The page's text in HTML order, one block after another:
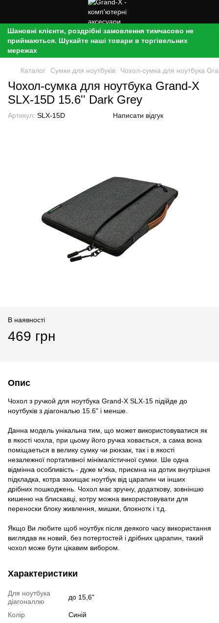
Шановні клієнти, роздрібні замовлення тимчасово не
приймаються. Шукайте наші товари в торгівельних
мережах
Каталог Сумки для ноутбуків Чохол-сумка для ноутбука
Чохол-сумка для ноутбука Grand-X
SLX-15D 15.6'' Dark Grey
Артикул: SLX-15D Написати відгук
В наявності
469 грн
Опис
Чохол з ручкой для ноутбука Grand-X SLX-15 підійде до
ноутбуків з діагональю 15.6" і менше.
Данна модель унікальна тим, що может використовуватися як
в якості чохла, при цьому його ручка ховається, а сама вона
поміщаеться в велику сумку чи рюкзак, так і в якості
незалежної портативної мінімалістичної сумки. Ше одна
відмінна особливість - дуже м'яка, приємна на дотик внутрішня
підкладка, котра захищає ноутбук від царапин чи інших
дрібних пошкоджень. Чохол має зручну, додаткову, зовніншю
кишеню на блискавці, котру можна використовувати для
переноски блоку живлення, мишки, блокнотк і т.д.
Якщо Ви любите щоб ноутбук після деякого часу використання
виглядав як новий, без потертостей і дрібних царапин, такий
чохол може бути цікавим вибором.
Характеристики
Для ноутбука
діагоналлю
до 15,6"
Колір
Синій